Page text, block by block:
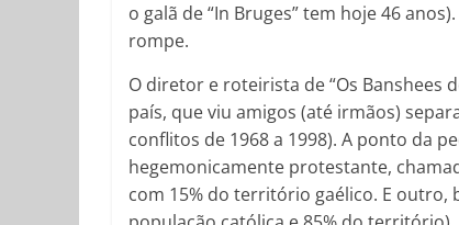
o galã de “In Bruges” tem hoje 46
rompe.
O diretor e roteirista de “Os Banshees
país, que viu amigos (até irmãos)
conflitos de 1968 a 1998). A ponto da
hegemonicamente protestante,
com 15% do território gaélico. E outro,